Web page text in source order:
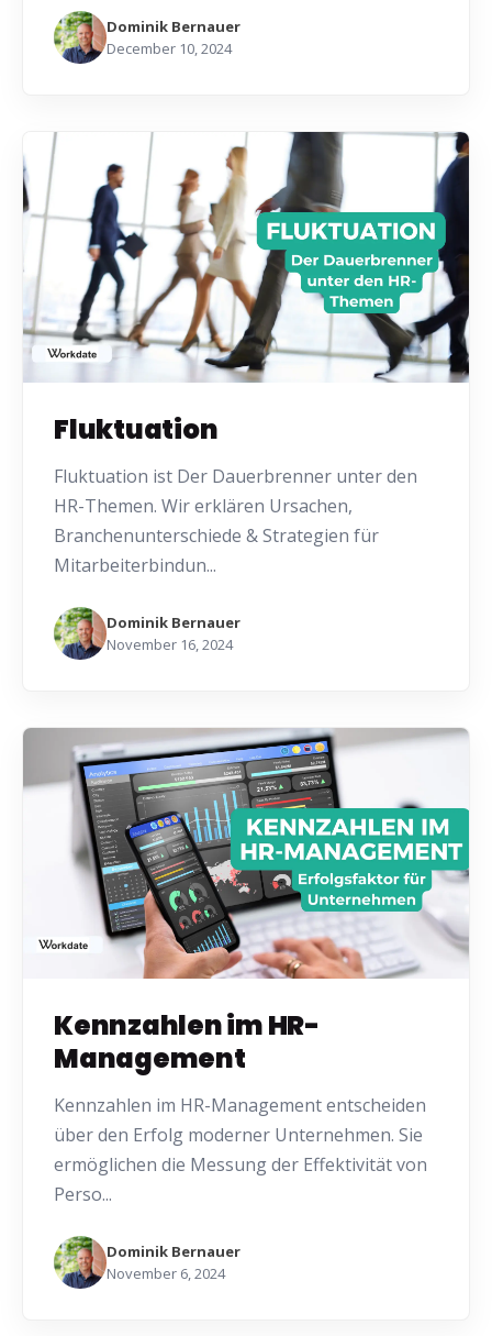
Dominik Bernauer
December 10, 2024
Fluktuation
Fluktuation ist Der Dauerbrenner unter den
HR-Themen. Wir erklären Ursachen,
Branchenunterschiede & Strategien für
Mitarbeiterbindun...
Dominik Bernauer
November 16, 2024
Kennzahlen im HR-
Management
Kennzahlen im HR-Management entscheiden
über den Erfolg moderner Unternehmen. Sie
ermöglichen die Messung der Effektivität von
Perso...
Dominik Bernauer
November 6, 2024